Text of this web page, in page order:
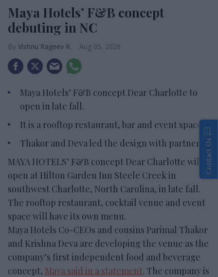
Maya Hotels’ F&B concept
debuting in NC
Vishnu Rageev R. Aug 05, 2026
Maya Hotels’ F&B concept Dear Charlotte to
open in late fall.
It is a rooftop restaurant, bar and event space.
Thakor and Deva led the design with partners.
MAYA HOTELS’ F&B concept Dear Charlotte will
open at Hilton Garden Inn Steele Creek in
southwest Charlotte, North Carolina, in late fall.
The rooftop restaurant, cocktail venue and event
space will have its own menu.
Maya Hotels Co-CEOs and cousins Parimal Thakor
and Krishna Deva are developing the venue as the
company’s first independent food and beverage
concept, Maya said in a statement. The company is
Contact Us